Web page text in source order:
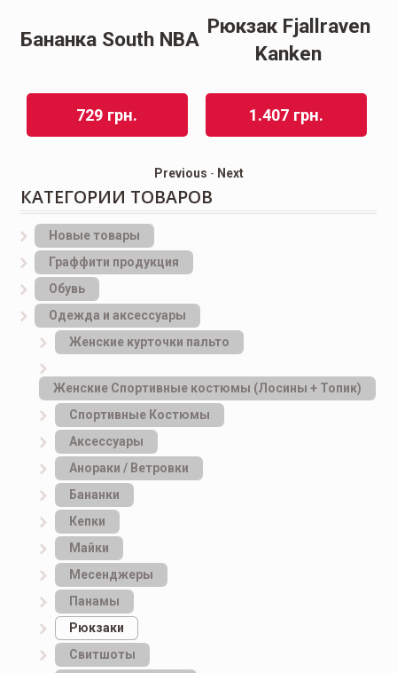
Бананка South NBA
729 грн.
Рюкзак Fjallraven
Kanken
1.407 грн.
Previous - Next
КАТЕГОРИИ ТОВАРОВ
Новые товары
Граффити продукция
Обувь
Одежда и аксессуары
Женские курточки пальто
Женские Спортивные костюмы (Лосины + Топик)
Спортивные Костюмы
Аксессуары
Анораки / Ветровки
Бананки
Кепки
Майки
Месенджеры
Панамы
Рюкзаки
Свитшоты